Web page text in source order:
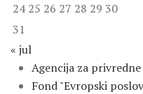
24 25 26 27 28 29 30
31
« jul
Agencija za
Fond "Evropski